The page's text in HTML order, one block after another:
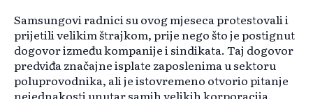
Samsungovi radnici su ovog mjeseca protestovali i
prijetili velikim štrajkom, prije nego što je postignut
dogovor između kompanije i sindikata. Taj dogovor
predviđa značajne isplate zaposlenima u sektoru
poluprovodnika, ali je istovremeno otvorio pitanje